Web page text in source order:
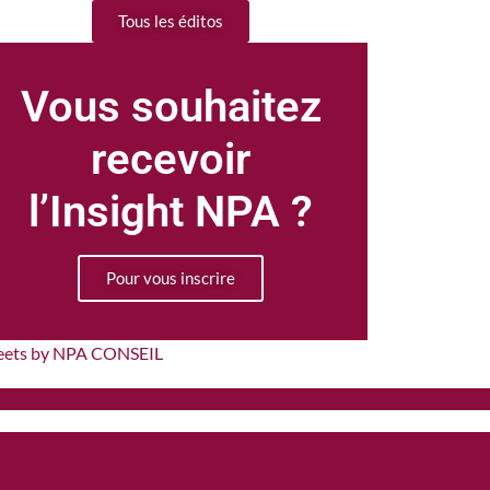
Tous les éditos
Vous souhaitez
recevoir
l’Insight NPA ?
Pour vous inscrire
by NPA CONSEIL